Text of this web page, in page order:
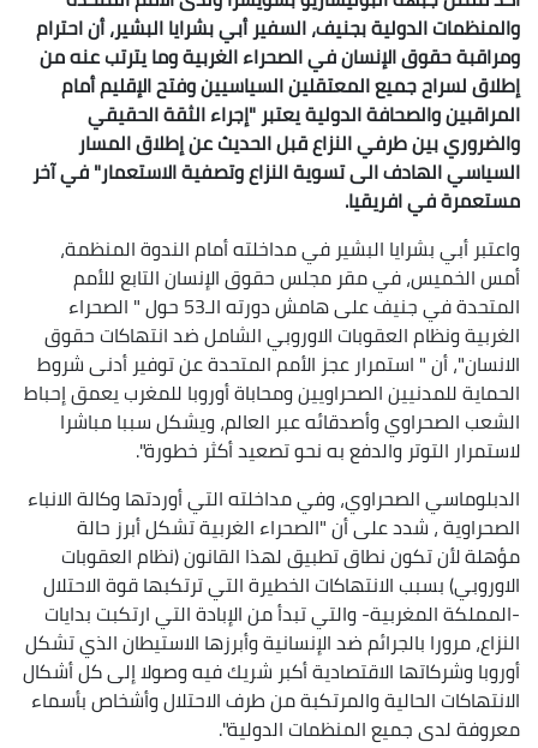
والمنظمات الدولية بجنيف، السفير أبي بشرايا البشير، أن احترام
ومراقبة حقوق الإنسان في الصحراء الغربية وما يترتب عنه من
إطلاق لسراح جميع المعتقلين السياسيين وفتح الإقليم أمام
المراقبين والصحافة الدولية يعتبر "إجراء الثقة الحقيقي
والضروري بين طرفي النزاع قبل الحديث عن إطلاق المسار
السياسي الهادف الى تسوية النزاع وتصفية الاستعمار" في آخر
مستعمرة في افريقيا.
واعتبر أبي بشرايا البشير في مداخلته أمام الندوة المنظمة،
أمس الخميس، في مقر مجلس حقوق الإنسان التابع للأمم
المتحدة في جنيف على هامش دورته الـ53 حول " الصحراء
الغربية ونظام العقوبات الاوروبي الشامل ضد انتهاكات حقوق
الانسان"، أن " استمرار عجز الأمم المتحدة عن توفير أدنى شروط
الحماية للمدنيين الصحراويين ومحاباة أوروبا للمغرب يعمق إحباط
الشعب الصحراوي وأصدقائه عبر العالم، ويشكل سببا مباشرا
لاستمرار التوتر والدفع به نحو تصعيد أكثر خطورة".
الدبلوماسي الصحراوي، وفي مداخلته التي أوردتها وكالة الانباء
الصحراوية ، شدد على أن "الصحراء الغربية تشكل أبرز حالة
مؤهلة لأن تكون نطاق تطبيق لهذا القانون (نظام العقوبات
الاوروبي) بسبب الانتهاكات الخطيرة التي ترتكبها قوة الاحتلال
-المملكة المغربية- والتي تبدأ من الإبادة التي ارتكبت بدايات
النزاع، مرورا بالجرائم ضد الإنسانية وأبرزها الاستيطان الذي تشكل
أوروبا وشركاتها الاقتصادية أكبر شريك فيه وصولا إلى كل أشكال
الانتهاكات الحالية والمرتكبة من طرف الاحتلال وأشخاص بأسماء
معروفة لدى جميع المنظمات الدولية".